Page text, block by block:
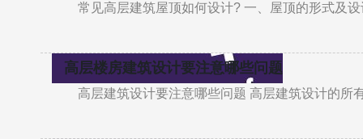
常见高层建筑屋顶如何设计? 一、屋顶的形式及
高层楼房建筑设计要注意哪些问题
高层建筑设计要注意哪些问题 高层建筑设计的所